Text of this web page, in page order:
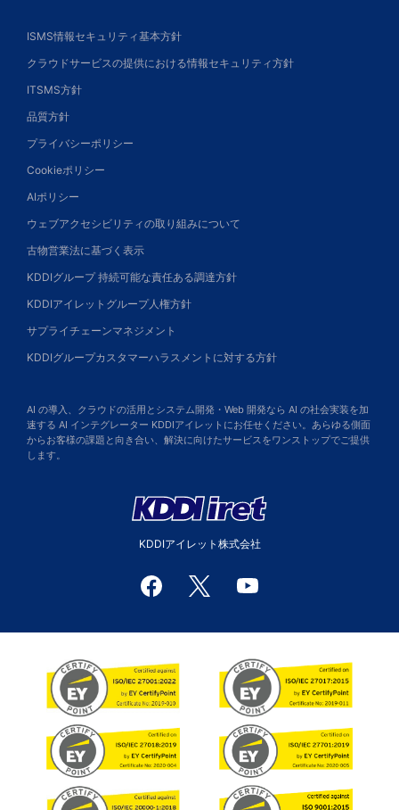
ISMS情報セキュリティ基本方針
クラウドサービスの提供における情報セキュリティ方針
ITSMS方針
品質方針
プライバシーポリシー
Cookieポリシー
AIポリシー
ウェブアクセシビリティの取り組みについて
古物営業法に基づく表示
KDDIグループ 持続可能な責任ある調達方針
KDDIアイレットグループ人権方針
サプライチェーンマネジメント
KDDIグループカスタマーハラスメントに対する方針
AI の導入、クラウドの活用とシステム開発・Web 開発なら AI の社会実装を加
速する AI インテグレーター KDDIアイレットにお任せください。あらゆる側面
からお客様の課題と向き合い、解決に向けたサービスをワンストップでご提供
します。
KDDIアイレット株式会社